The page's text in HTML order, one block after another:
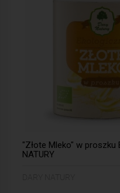
"Złote Mleko" w proszku
NATURY